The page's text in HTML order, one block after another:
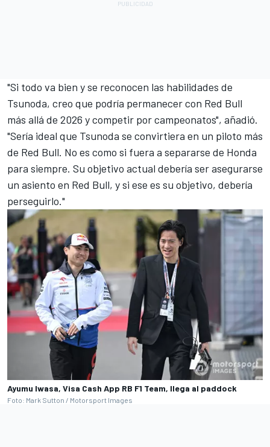
"Si todo va bien y se reconocen las habilidades de
Tsunoda, creo que podría permanecer con Red Bull
más allá de 2026 y competir por campeonatos", añadió.
"Sería ideal que Tsunoda se convirtiera en un piloto más
de Red Bull. No es como si fuera a separarse de Honda
para siempre. Su objetivo actual debería ser asegurarse
un asiento en Red Bull, y si ese es su objetivo, debería
perseguirlo."
Ayumu Iwasa, Visa Cash App RB F1 Team, llega al paddock
Foto: Mark Sutton / Motorsport Images